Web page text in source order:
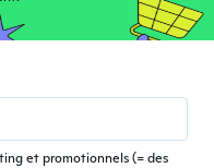
et promotionnels (= des